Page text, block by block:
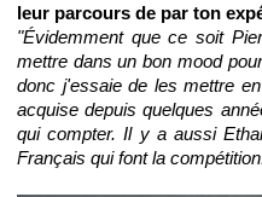
leur parcours de par ton
"Évidemment que ce soit
mettre dans un bon mood
donc j'essaie de les mettre
acquise depuis quelques
qui compter. Il y a aussi
Français qui font la